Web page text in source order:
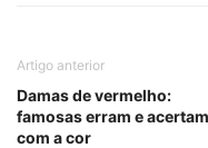
Artigo anterior
Damas de vermelho:
famosas erram e acertam
com a cor